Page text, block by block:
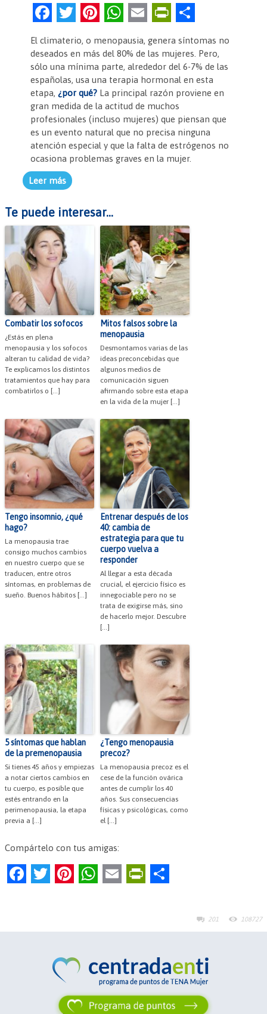
201 108727
F
c
e
b
o
o
k
T
itt
er
Pi
er
es
t
W
at
s
A
p
p
E
ai
l
Pr
in
tF
ri
e
n
dl
y
m
p
ar
El climaterio, o menopausia, genera síntomas no
deseados en más del 80% de las mujeres. Pero,
sólo una mínima parte, alrededor del 6-7% de las
españolas, usa una terapia hormonal en esta
etapa, ¿por qué? La principal razón proviene en
gran medida de la actitud de muchos
profesionales (incluso mujeres) que piensan que
es un evento natural que no precisa ninguna
atención especial y que la falta de estrógenos no
ocasiona problemas graves en la mujer.
Leer más
Te puede interesar...
Combatir los sofocos
¿Estás en plena
menopausia y los sofocos
alteran tu calidad de vida?
Te explicamos los distintos
tratamientos que hay para
combatirlos o […]
Mitos falsos sobre la
menopausia
Desmontamos varias de las
ideas preconcebidas que
algunos medios de
comunicación siguen
afirmando sobre esta etapa
en la vida de la mujer […]
Tengo insomnio, ¿qué
hago?
La menopausia trae
consigo muchos cambios
en nuestro cuerpo que se
traducen, entre otros
síntomas, en problemas de
sueño. Buenos hábitos […]
Entrenar después de los
40: cambia de
estrategia para que tu
cuerpo vuelva a
responder
Al llegar a esta década
crucial, el ejercicio físico es
innegociable pero no se
trata de exigirse más, sino
de hacerlo mejor. Descubre
[…]
5 síntomas que hablan
de la premenopausia
Si tienes 45 años y empiezas
a notar ciertos cambios en
tu cuerpo, es posible que
estés entrando en la
perimenopausia, la etapa
previa a […]
¿Tengo menopausia
precoz?
La menopausia precoz es el
cese de la función ovárica
antes de cumplir los 40
años. Sus consecuencias
físicas y psicológicas, como
el […]
Compártelo con tus amigas:
F
e
T
er
Pi
es
W
s
p
p
E
l
Pr
ri
n
dl
y
p
tir